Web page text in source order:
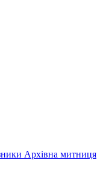
Архівна митниця